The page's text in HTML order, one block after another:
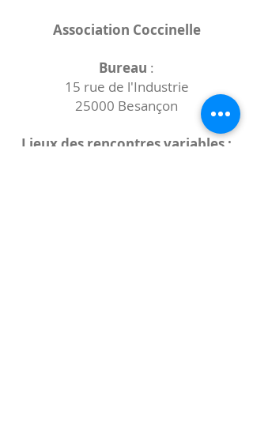
Association Coccinelle
Bureau :
15 rue de l'Industrie
25000 Besançon
Lieux des rencontres variables :